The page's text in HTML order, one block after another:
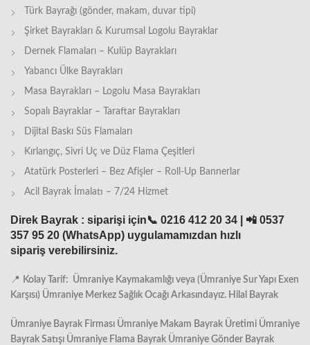
Türk Bayrağı (gönder, makam, duvar tipi)
Şirket Bayrakları & Kurumsal Logolu Bayraklar
Dernek Flamaları – Kulüp Bayrakları
Yabancı Ülke Bayrakları
Masa Bayrakları – Logolu Masa Bayrakları
Sopalı Bayraklar – Taraftar Bayrakları
Dijital Baskı Süs Flamaları
Kırlangıç, Sivri Uç ve Düz Flama Çeşitleri
Atatürk Posterleri – Bez Afişler – Roll-Up Bannerlar
Acil Bayrak İmalatı – 7/24 Hizmet
Direk Bayrak : siparişi için📞 0216 412 20 34 | 📲 0537
357 95 20 (WhatsApp) uygulamamızdan hızlı
sipariş verebilirsiniz.
📍 Kolay Tarif: Ümraniye Kaymakamlığı veya (Ümraniye Sur Yapı Exen
Karşısı) Ümraniye Merkez Sağlık Ocağı Arkasındayız. Hilal Bayrak
Ümraniye Bayrak Firması Ümraniye Makam Bayrak Üretimi Ümraniye
Bayrak Satışı Ümraniye Flama Bayrak Ümraniye Gönder Bayrak